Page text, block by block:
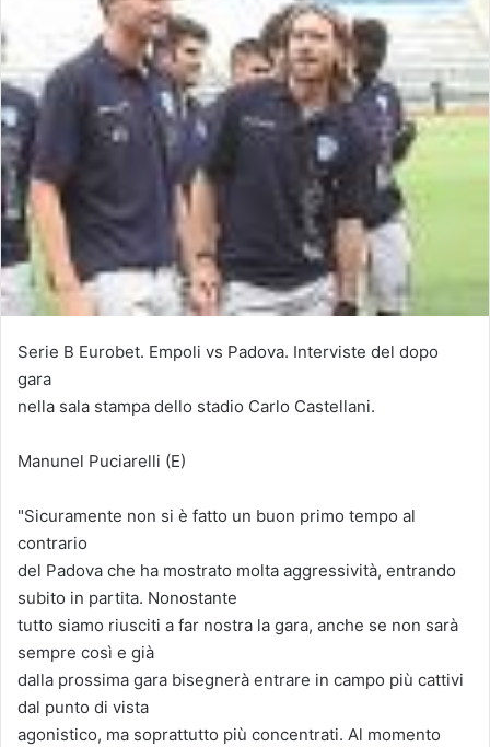
Serie B Eurobet. Empoli vs Padova. Interviste del dopo
gara
nella sala stampa dello stadio Carlo Castellani.
Manunel Puciarelli (E)
"Sicuramente non si è fatto un buon primo tempo al
contrario
del Padova che ha mostrato molta aggressività, entrando
subito in partita. Nonostante
tutto siamo riusciti a far nostra la gara, anche se non sarà
sempre così e già
dalla prossima gara bisegnerà entrare in campo più cattivi
dal punto di vista
agonistico, ma soprattutto più concentrati. Al momento